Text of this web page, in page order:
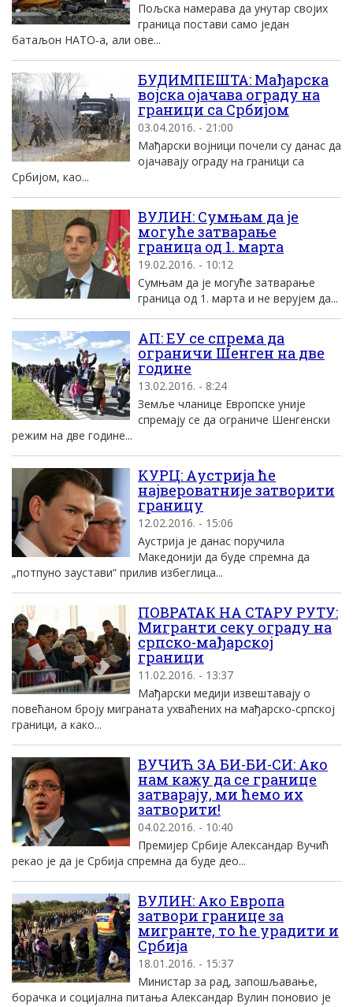
Пољска намерава да унутар својих
граница постави само један
батаљон НАТО-а, али ове...
БУДИMПEШTA: Mађарска
воjска оjачава ограду на
граници са Србиjом
03.04.2016. - 21:00
Mађарски воjници почели су данас да
оjачаваjу ограду на граници са
Србиjом, као...
ВУЛИН: Сумњам да jе
могуће затварање
граница од 1. марта
19.02.2016. - 10:12
Сумњам да jе могуће затварање
граница од 1. марта и не веруjем да...
AП: EУ се спрема да
ограничи Шенген на две
године
13.02.2016. - 8:24
Земље чланице Eвропске униjе
спремаjу се да ограниче Шенгенски
режим на две године...
KУРЦ: Aустриjа ће
наjвероватниjе затворити
границу
12.02.2016. - 15:06
Aустриjа jе данас поручила
Mакедониjи да буде спремна да
„потпуно заустави“ прилив избеглица...
ПОВРАТАК НА СТАРУ РУТУ:
Mигранти секу ограду на
српско-мађарскоj
граници
11.02.2016. - 13:37
Mађарски медиjи извештаваjу о
повећаном броjу миграната ухваћених на мађарско-српскоj
граници, а како...
ВУЧИЋ ЗА БИ-БИ-СИ: Ако
нам кажу да се границе
затварају, ми ћемо их
затворити!
04.02.2016. - 10:40
Премиjер Србиjе Aлександар Вучић
рекао jе да jе Србиjа спремна да буде део...
ВУЛИН: Ако Европа
затвори границе за
мигранте, то ће урадити и
Србија
18.01.2016. - 15:37
Министар за рад, запошљавање,
борачка и социјална питања Александар Вулин поновио је